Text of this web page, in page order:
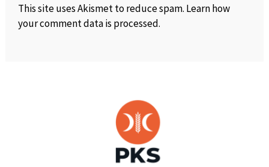
This site uses Akismet to reduce spam. Learn how
your comment data is processed.